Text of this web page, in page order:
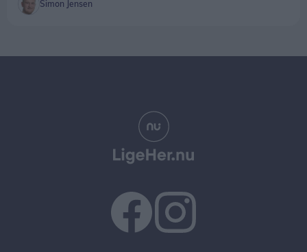
Simon Jensen